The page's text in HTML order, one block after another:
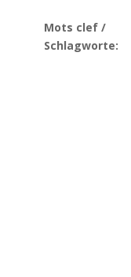
Mots clef /
Schlagworte: